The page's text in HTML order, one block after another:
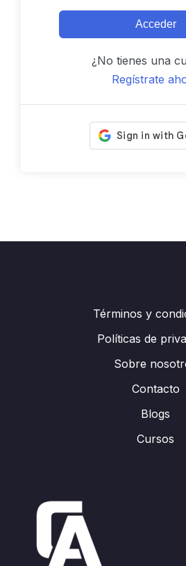
Acceder
¿No tienes una
Regístrate
Términos y
Políticas de
Sobre
Contacto
Blogs
Cursos